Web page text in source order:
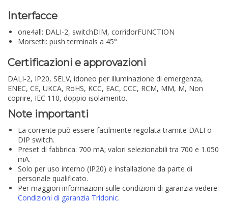
Interfacce
one4all: DALI-2, switchDIM, corridorFUNCTION
Morsetti: push terminals a 45°
Certificazioni e approvazioni
DALI-2, IP20, SELV, idoneo per illuminazione di emergenza,
ENEC, CE, UKCA, RoHS, KCC, EAC, CCC, RCM, MM, M, Non
coprire, IEC 110, doppio isolamento.
Note importanti
La corrente può essere facilmente regolata tramite DALI o
DIP switch.
Preset di fabbrica: 700 mA; valori selezionabili tra 700 e 1.050
mA.
Solo per uso interno (IP20) e installazione da parte di
personale qualificato.
Per maggiori informazioni sulle condizioni di garanzia vedere:
Condizioni di garanzia Tridonic.